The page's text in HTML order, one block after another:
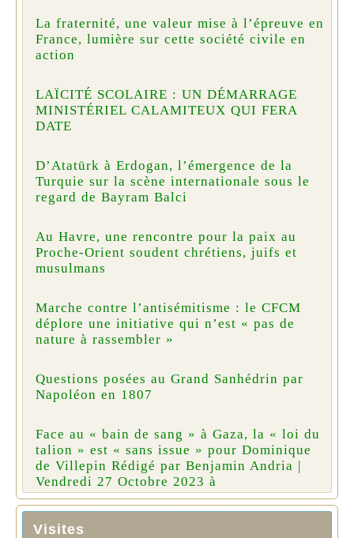
La fraternité, une valeur mise à l’épreuve en
France, lumière sur cette société civile en
action
LAÏCITÉ SCOLAIRE : UN DÉMARRAGE
MINISTÉRIEL CALAMITEUX QUI FERA
DATE
D’Atatürk à Erdogan, l’émergence de la
Turquie sur la scène internationale sous le
regard de Bayram Balci
Au Havre, une rencontre pour la paix au
Proche-Orient soudent chrétiens, juifs et
musulmans
Marche contre l’antisémitisme : le CFCM
déplore une initiative qui n’est « pas de
nature à rassembler »
Questions posées au Grand Sanhédrin par
Napoléon en 1807
Face au « bain de sang » à Gaza, la « loi du
talion » est « sans issue » pour Dominique
de Villepin Rédigé par Benjamin Andria |
Vendredi 27 Octobre 2023 à
Visites